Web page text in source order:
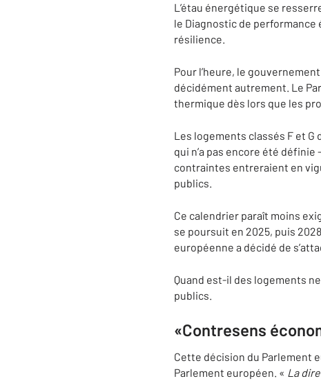
L’étau énergétique se
le Diagnostic de performance
résilience.
Pour l’heure, le
décidément autrement. Le
thermique dès lors que les
Les logements classés F et G
qui n’a pas encore été
contraintes entreraient en
publics.
Ce calendrier paraît moins
se poursuit en 2025, puis
européenne a décidé de
Quand est-il des logements
publics.
«Contresens
Cette décision du Parlement
Parlement européen. « La